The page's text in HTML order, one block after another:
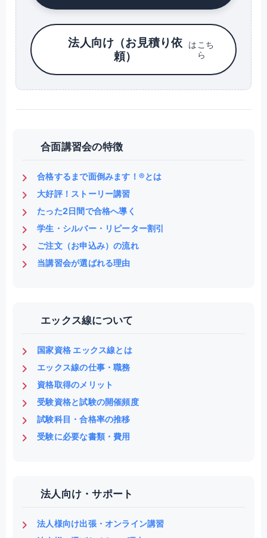
法人向け（お見積り依
頼）
はこち
ら
合面講習会の特徴
合格するまで面倒みます！®とは
大好評！ストーリー講習
たった2日間で合格へ導く
学生・シルバー・リピーター割引
ご注文（お申込み）の流れ
当講習会が選ばれる理由
エックス線について
国家資格 エックス線とは
エックス線の仕事・職務
資格取得のメリット
受験資格と試験の開催頻度
試験科目・合格率の推移
受験に必要な書類・費用
法人向け・サポート
法人様向け出張・オンライン講習